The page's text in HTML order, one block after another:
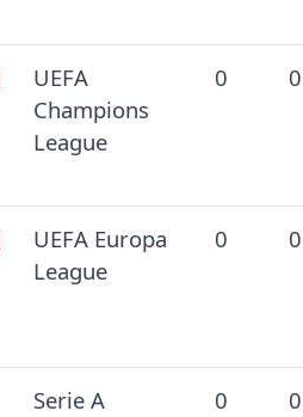
UEFA
Champions
League
0 0
UEFA Europa
League
0 0
Serie A 0 0